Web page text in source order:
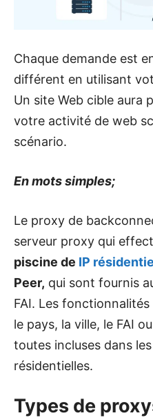
Chaque demande est
différent en utilisant
Un site Web cible aura
votre activité de web
scénario.
En mots simples;
Le proxy de
serveur proxy qui
piscine de IP
Peer, qui sont fournis
FAI. Les
le pays, la ville, le FAI
toutes incluses dans
résidentielles.
Types de